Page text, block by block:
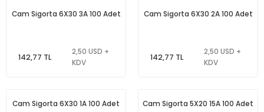
Cam Sigorta 6X30 3A 100 Adet
142,77 TL
2,50 USD +
KDV
Cam Sigorta 6X30 2A 100 Adet
142,77 TL
2,50 USD +
KDV
Cam Sigorta 6X30 1A 100 Adet Cam Sigorta 5X20 15A 100 Adet